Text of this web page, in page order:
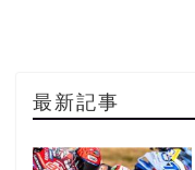
最新記事